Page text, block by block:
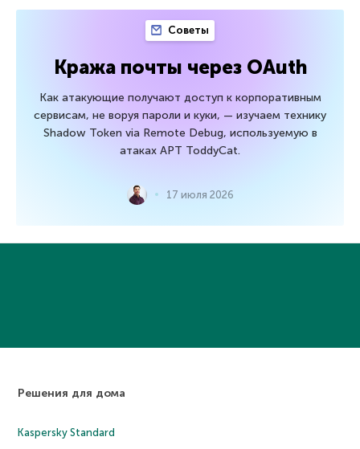
Советы
Кража почты через OAuth
Как атакующие получают доступ к корпоративным
сервисам, не воруя пароли и куки, — изучаем технику
Shadow Token via Remote Debug, используемую в
атаках APT ToddyCat.
17 июля 2026
Решения для дома
Kaspersky Standard